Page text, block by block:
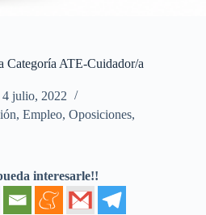
Categoría ATE-Cuidador/a
4 julio, 2022
, Empleo, Oposiciones,
interesarle!!